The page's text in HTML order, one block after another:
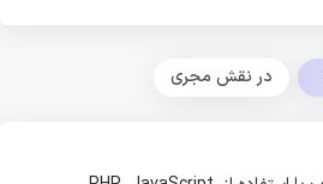
در نقش مجری